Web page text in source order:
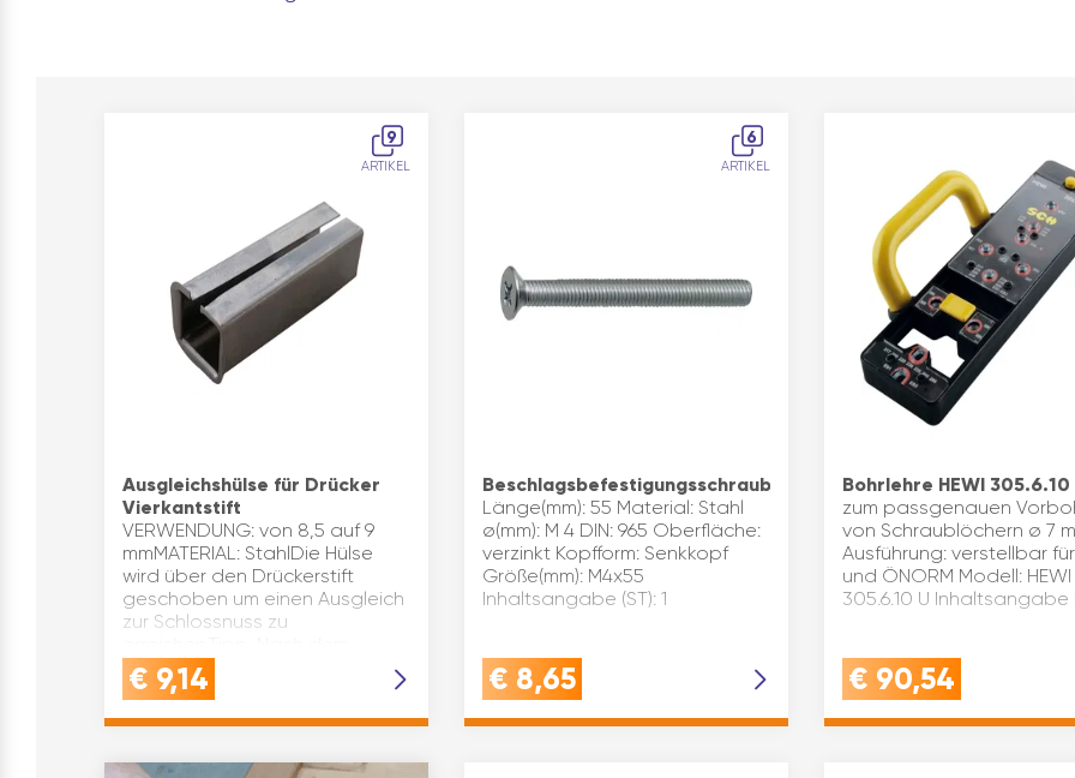
9
ARTIKEL
Ausgleichshülse für Drücker
Vierkantstift
VERWENDUNG: von 8,5 auf 9
mmMATERIAL: StahlDie Hülse
wird über den Drückerstift
geschoben um einen Ausgleich
zur Schlossnuss zu
überschieben am besten mit
einem Körner kurz…
€ 9,14
6
ARTIKEL
Beschlagsbefestigungsschrauben
Länge(mm): 55 Material: Stahl
ø(mm): M 4 DIN: 965 Oberfläche:
verzinkt Kopfform: Senkkopf
Größe(mm): M4x55
Inhaltsangabe (ST): 1
€ 8,65
Bohrlehre HEWI 305.6.10
zum passgenauen
von Schraublöchern ø 7
Ausführung: verstellbar
und ÖNORM Modell: HEWI
305.6.10 U Inhaltsangabe
€ 90,54